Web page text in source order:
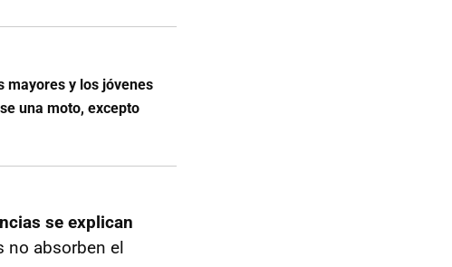
mayores y los jóvenes
una moto, excepto
se explican
no absorben el